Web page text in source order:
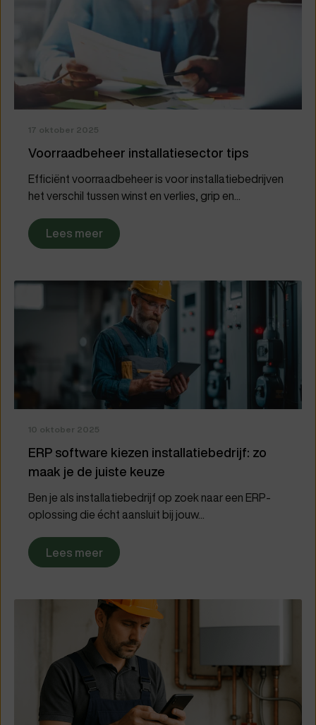
17 oktober 2025
Voorraadbeheer installatiesector tips
Efficiënt voorraadbeheer is voor installatiebedrijven
het verschil tussen winst en verlies, grip en...
Lees meer
10 oktober 2025
ERP software kiezen installatiebedrijf: zo
maak je de juiste keuze
Ben je als installatiebedrijf op zoek naar een ERP-
oplossing die écht aansluit bij jouw...
Lees meer